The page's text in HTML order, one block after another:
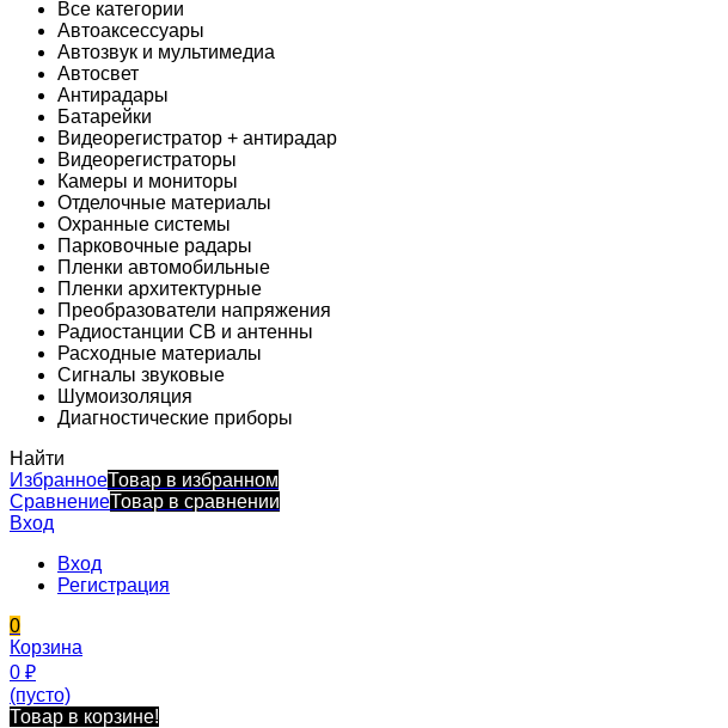
Все категории
Автоаксессуары
Автозвук и мультимедиа
Автосвет
Антирадары
Батарейки
Видеорегистратор + антирадар
Видеорегистраторы
Камеры и мониторы
Отделочные материалы
Охранные системы
Парковочные радары
Пленки автомобильные
Пленки архитектурные
Преобразователи напряжения
Радиостанции CB и антенны
Расходные материалы
Сигналы звуковые
Шумоизоляция
Диагностические приборы
Найти
ИзбранноеТовар в избранном
СравнениеТовар в сравнении
Вход
Вход
Регистрация
0
Корзина
0 ₽
(пусто)
Товар в корзине!